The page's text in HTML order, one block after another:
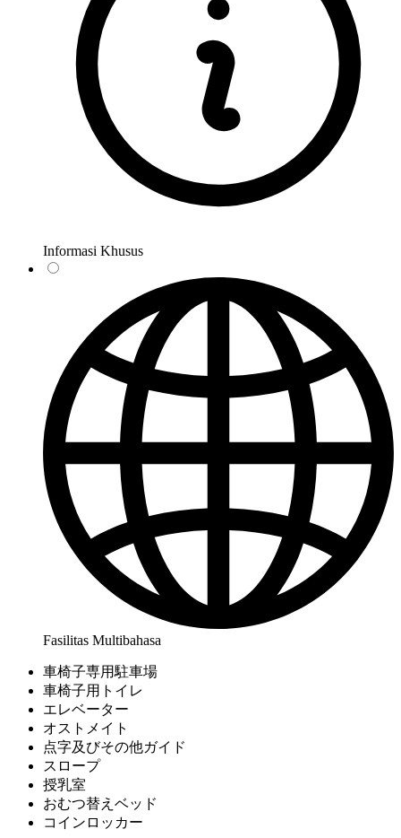
Informasi Khusus
Fasilitas Multibahasa
車椅子専用駐車場
車椅子用トイレ
エレベーター
オストメイト
点字及びその他ガイド
スロープ
授乳室
おむつ替えベッド
コインロッカー